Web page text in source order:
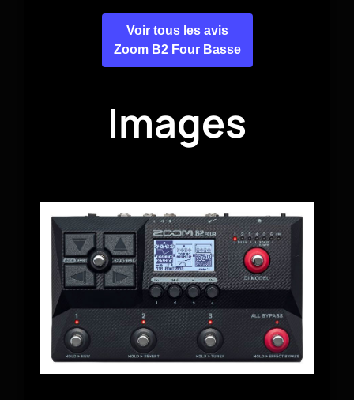
Voir tous les avis
Zoom B2 Four Basse
Images